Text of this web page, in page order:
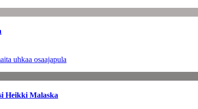
uhkaa osaajapula
Heikki Malaska